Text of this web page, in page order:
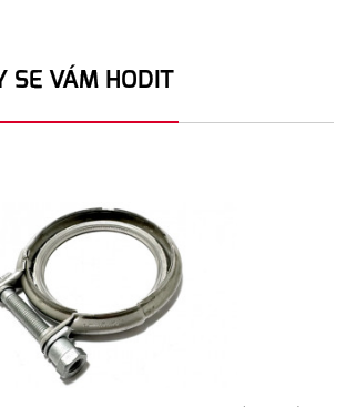
SE VÁM HODIT